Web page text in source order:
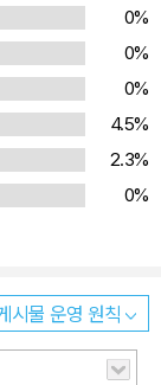
데 오라는 엄마는
다. 하지만 할아
책은 핵 실험이 남
알기 쉽게 보여 주
게 다가갈 수 있습
이야기에 가슴
네스코 문화유산
’ ‘공존’ 등의 대
0%
0%
0%
4.5%
2.3%
0%
시물 운영 원칙